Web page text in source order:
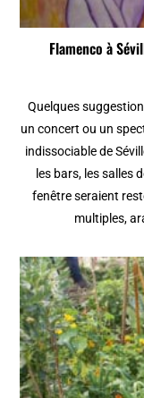
Flamenco à
Quelques
un concert ou un
indissociable de
les bars, les salles
fenêtre seraient
multiples,